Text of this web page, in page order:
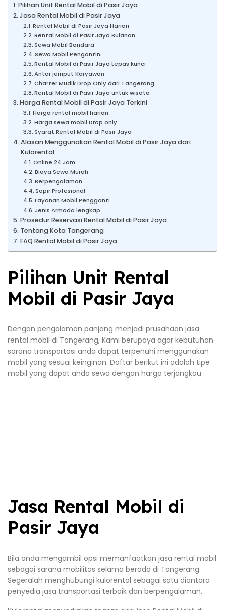
Pilihan Unit Rental Mobil di Pasir Jaya
Jasa Rental Mobil di Pasir Jaya
Rental Mobil di Pasir Jaya Harian
Rental Mobil di Pasir Jaya Bulanan
Sewa Mobil Bandara
Sewa Mobil Pengantin
Rental Mobil di Pasir Jaya Lepas kunci
Antar jemput Karyawan
Charter Mudik Drop Only dari Tangerang
Rental Mobil di Pasir Jaya untuk wisata
Harga Rental Mobil di Pasir Jaya Terkini
Harga rental mobil harian
Harga sewa mobil Drop only
Syarat Rental Mobil di Pasir Jaya
Alasan Menggunakan Rental Mobil di Pasir Jaya dari
Kulorental
Online 24 Jam
Biaya Sewa Murah
Berpengalaman
Sopir Profesional
Layanan Mobil Pengganti
Jenis Armada lengkap
Prosedur Reservasi Rental Mobil di Pasir Jaya
Tentang Kota Tangerang
FAQ Rental Mobil di Pasir Jaya
Pilihan Unit Rental
Mobil di Pasir Jaya
Dengan pengalaman panjang menjadi prusahaan jasa
rental mobil di Tangerang, Kami berupaya agar kebutuhan
sarana transportasi anda dapat terpenuhi menggunakan
mobil yang sesuai keinginan. Daftar berikut ini adalah tipe
mobil yang dapat anda sewa dengan harga terjangkau :
Jasa Rental Mobil di
Pasir Jaya
Bila anda mengambil opsi memanfaatkan jasa rental mobil
sebagai sarana mobilitas selama berada di Tangerang.
Segeralah menghubungi kulorental sebagai satu diantara
penyedia jasa transportasi terbaik dan berpengalaman.